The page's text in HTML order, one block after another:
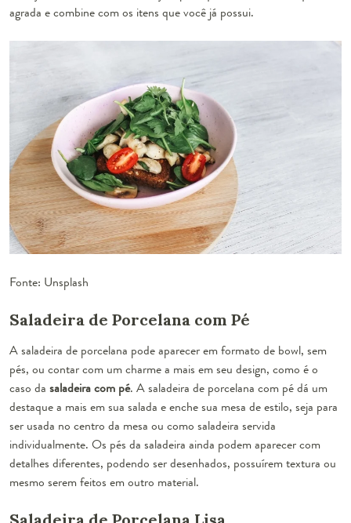
agrada e combine com os itens que você já possui.
Fonte: Unsplash
Saladeira de Porcelana com Pé
A saladeira de porcelana pode aparecer em formato de bowl, sem
pés, ou contar com um charme a mais em seu design, como é o
caso da saladeira com pé. A saladeira de porcelana com pé dá um
destaque a mais em sua salada eenche sua mesa de estilo, seja para
ser usada no centro da mesa ou como saladeira servida
individualmente. Os pés da saladeira ainda podem aparecer com
detalhes diferentes, podendo ser desenhados, possuírem textura ou
mesmo serem feitos em outro material.